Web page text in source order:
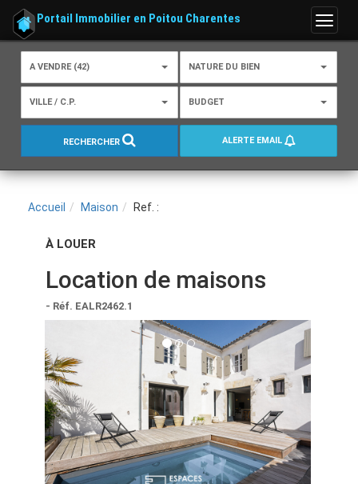
Menu
Portail Immobilier en Poitou Charentes
A VENDRE (42) NATURE DU BIEN
VILLE / C.P. BUDGET
RECHERCHER ALERTE EMAIL
Accueil Maison Ref. :
À LOUER
Location de maisons
- Réf. EALR2462.1